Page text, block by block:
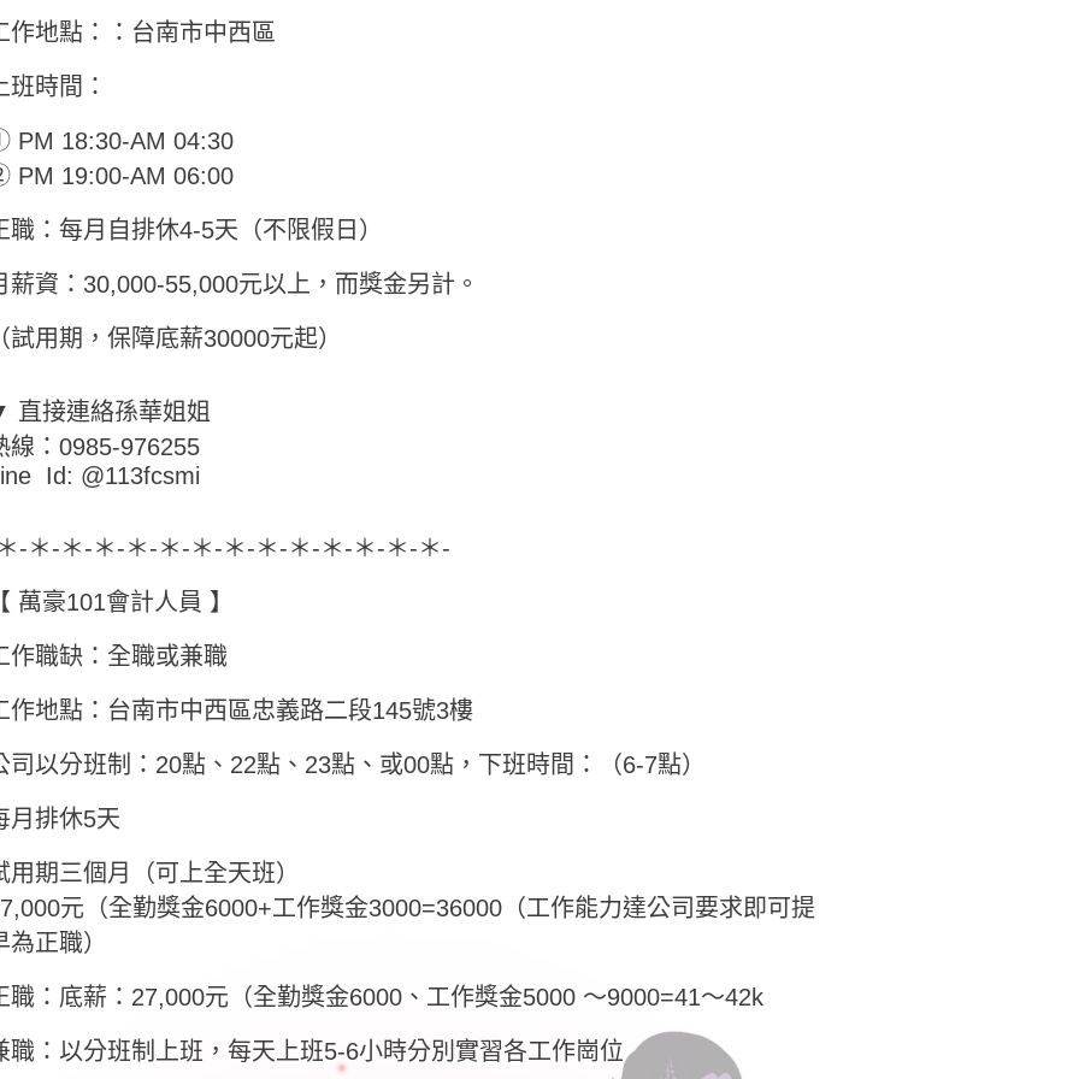
作地點：：台南市中西區
上班時間：
PM 18:30-AM 04:30
PM 19:00-AM 06:00
職：每月自排休4-5天（不限假日）
薪資：30,000-55,000元以上，而獎金另計。
（試用期，保障底薪30000元起）
直接連絡孫華姐姐
線：0985-976255
Id: @113fcsmi
-＊-＊-＊-＊-＊-＊-＊-＊-＊-＊-＊-＊-＊-
【 萬豪101會計人員 】
作職缺：全職或兼職
作地點：台南市中西區忠義路二段145號3樓
司以分班制：20點、22點、23點、或00點，下班時間：（6-7點）
月排休5天
用期三個月（可上全天班）
元（全勤獎金6000+工作獎金3000=36000（工作能力達公司要求即可提
為正職）
職：底薪：27,000元（全勤獎金6000、工作獎金5000 ～9000=41～42k
職：以分班制上班，每天上班5-6小時分別實習各工作崗位